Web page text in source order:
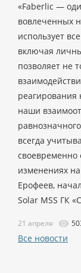
«Faberlic —
вовлеченных
использует
включая
позволяет не
реагирования
наши
всегда
изменениях
Ерофеев,
Solar MSS ГК
21 апреля
Все новости